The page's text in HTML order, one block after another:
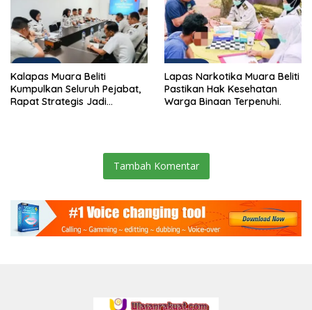
Kalapas Muara Beliti
Kumpulkan Seluruh Pejabat,
Rapat Strategis Jadi
Lapas Narkotika Muara Beliti
Pastikan Hak Kesehatan
Warga Binaan Terpenuhi.
Tambah Komentar